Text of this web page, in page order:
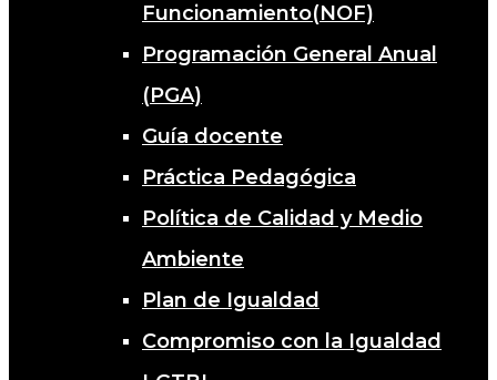
Funcionamiento(NOF)
Programación General Anual
(PGA)
Guía docente
Práctica Pedagógica
Política de Calidad y Medio
Ambiente
Plan de Igualdad
Compromiso con la Igualdad